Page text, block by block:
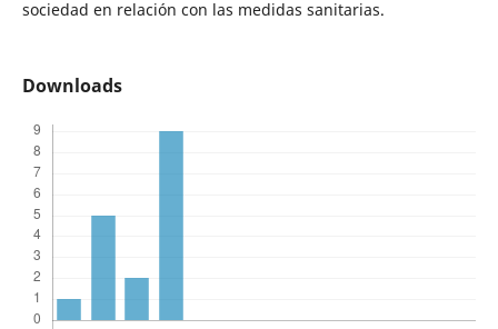
sociedad en relación con las medidas sanitarias.
Downloads